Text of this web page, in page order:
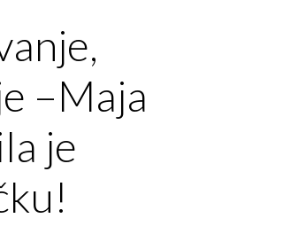
–Maja
je